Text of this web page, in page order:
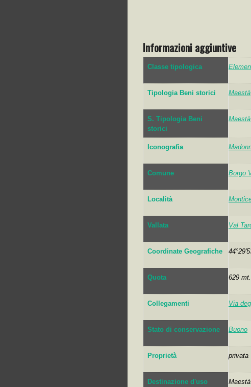
Informazioni aggiuntive
Classe tipologica
Tipologia Beni storici Maestà
S. Tipologia Beni
storici
Iconografia
Comune Borgo
Località
Vallata Val
Coordinate Geografiche
Quota 629 mt.
Collegamenti Via
Stato di conservazione Buono
Proprietà privata
Destinazione d'uso Maestà